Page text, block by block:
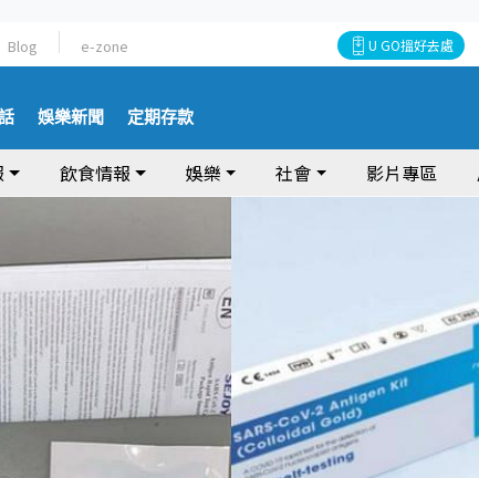
Blog e-zone U GO搵好去處
娛樂新聞 定期存款
飲食情報 娛樂 社會 影片專區